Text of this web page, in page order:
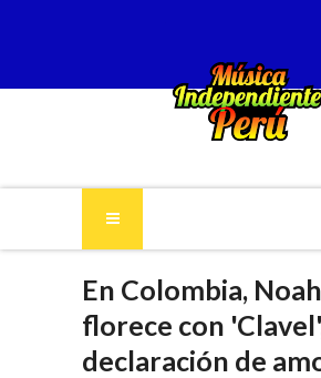
En Colombia,
florece con
declaración de